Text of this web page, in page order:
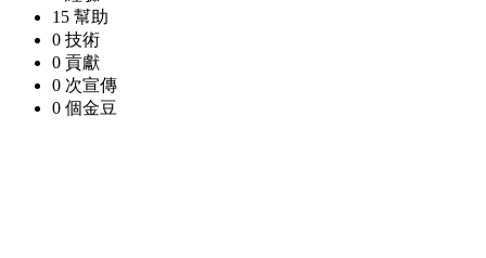
15 幫助
0 技術
0 貢獻
0 次宣傳
0 個金豆